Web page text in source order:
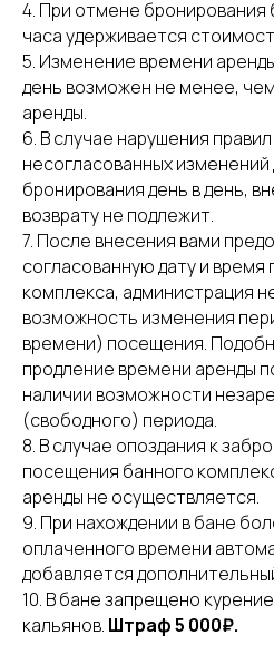
4. При отмене бронирования
часа удерживается
5. Изменение времени
день возможен не менее,
аренды.
6. В случае нарушения
несогласованных
бронирования день в день,
возврату не подлежит.
7. После внесения вами
согласованную дату и
комплекса, администрация
возможность изменения
времени) посещения.
продление времени аренды
наличии возможности
(свободного) периода.
8. В случае опоздания к
посещения банного
аренды не осуществляется.
9. При нахождении в бане
оплаченного времени
добавляется
10. В бане запрещено
кальянов. Штраф 5 000₽.
БАНИ Коттеджи